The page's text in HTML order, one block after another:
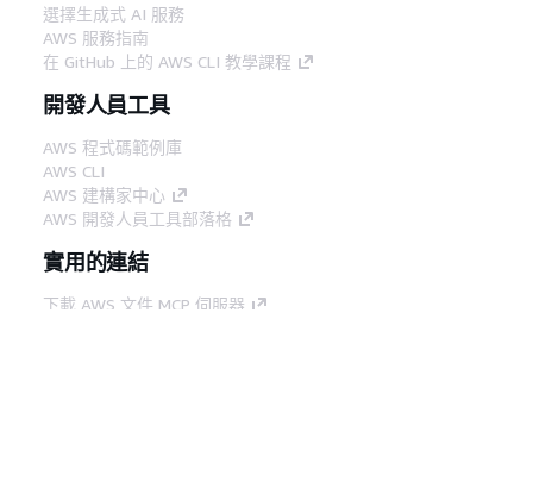
選擇生成式 AI 服務
AWS 服務指南
在 GitHub 上的 AWS CLI 教學課程
開發人員工具
AWS 程式碼範例庫
AWS CLI
AWS 建構家中心
AWS 開發人員工具部落格
實用的連結
下載 AWS 文件 MCP 伺服器